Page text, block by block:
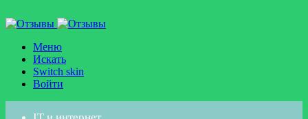
Меню
Искать
Switch skin
Войти